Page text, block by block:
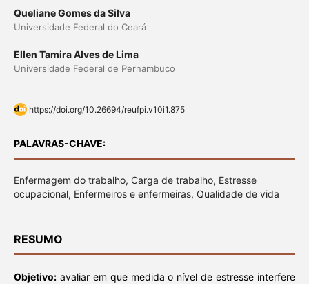
Queliane Gomes da Silva
Universidade Federal do Ceará
Ellen Tamira Alves de Lima
Universidade Federal de Pernambuco
https://doi.org/10.26694/reufpi.v10i1.875
PALAVRAS-CHAVE:
Enfermagem do trabalho, Carga de trabalho, Estresse
ocupacional, Enfermeiros e enfermeiras, Qualidade de vida
RESUMO
Objetivo:avaliar em que medida o nível de estresse interfere